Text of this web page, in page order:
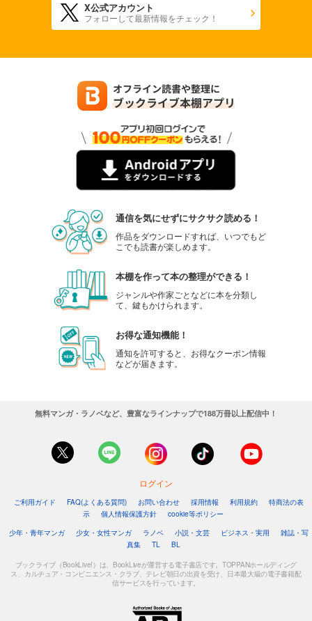
880円 (税込)
週刊東洋経済 2025年9/27・10/4合併号
880円 (税込)
あらすじを表示する
週刊東洋経済 2025年9/13・20合併号
880
円 (税込)
週刊東洋経済 2025/9/6号
880円 (税込)
試し読み
あらすじを表示する
880 円 (税込)
カート
試し読み
あらすじを表示する
週刊東洋経済 2025/8/23号
880 円 (税込)
あらすじを表示する
週刊東洋経済 2025/8/9-16合併号
X公式アカウント
フォローして最新情報をチェック！
通信を気にせずにサクサク読める！
作品をダウンロードすれば、いつでもど
こでも読書が楽しめます。
本棚を作って本の整理ができる！
ジャンルや作家ごとなどに本を分類し
て、鍵もかけられます。
お得な通知機能！
通知を許可すると、お得なクーポン情報
などが届きます。
無料マンガ・ラノベなど、豊富なラインナップで188万冊以上配信中！
ログイン
ご利用ガイド FAQ(よくある質問) お問い合わせ 採用情報 利用規約
特商法の表
示
個人情報保護方針
cookie等ポリシー
少年・青年マンガ
少女・女性マンガ ラノベ 小説・文芸 ビジネス・実用
雑誌・写
真集
TL BL
ブックライブ（BookLive!）は、BookLiveが運営する電子書店です。TOPPANホールディング
ス、カルチュア・コンビニエンス・クラブ、テレビ朝日の出資を受け、日本最大級の電子書籍配
信サービスを行っています。